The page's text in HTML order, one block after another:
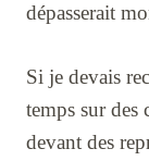
dépasserait
Si je devais
temps sur des
devant des